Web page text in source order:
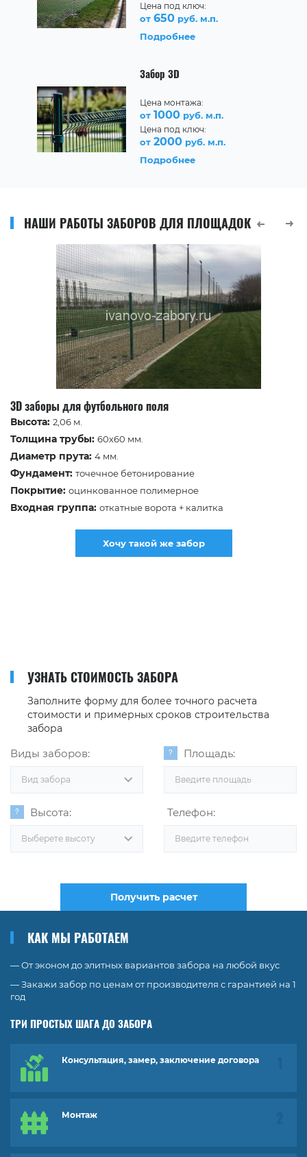
Цена под ключ:
от 650 руб. м.п.
Подробнее
Забор 3D
Цена монтажа:
от 1000 руб. м.п.
Цена под ключ:
от 2000 руб. м.п.
Подробнее
НАШИ РАБОТЫ ЗАБОРОВ ДЛЯ ПЛОЩАДОК
3D заборы для футбольного поля
Высота: 2,06 м.
Толщина трубы: 60х60 мм.
Диаметр прута: 4 мм.
Фундамент: точечное бетонирование
Покрытие: оцинкованное полимерное
Входная группа: откатные ворота + калитка
Хочу такой же забор
УЗНАТЬ СТОИМОСТЬ ЗАБОРА
Заполните форму для более точного расчета
стоимости и примерных сроков строительства
забора
Виды заборов:
Вид забора
Площадь:
Высота:
Выберете высоту
Телефон:
Получить расчет
КАК МЫ РАБОТАЕМ
— От эконом до элитных вариантов забора на любой вкус
— Закажи забор по ценам от производителя с гарантией на 1
год
ТРИ ПРОСТЫХ ШАГА ДО ЗАБОРА
Консультация, замер, заключение договора
Монтаж